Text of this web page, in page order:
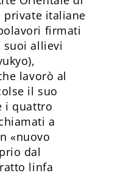
private italiane
firmati
suoi allievi
lavorò al
il suo
i quattro
a
«nuovo
dal
linfa